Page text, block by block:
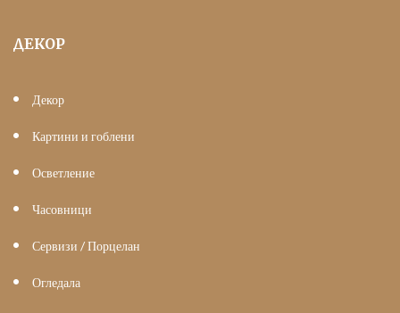
ДЕКОР
Декор
Картини и гоблени
Осветление
Часовници
Сервизи / Порцелан
Огледала